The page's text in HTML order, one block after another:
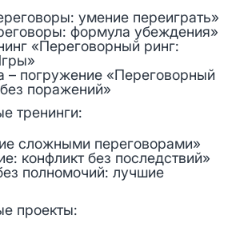
умение переиграть»
формула убеждения»
«Переговорный ринг:
– погружение «Переговорный
поражений»
тренинги:
сложными переговорами»
конфликт без последствий»
полномочий: лучшие
проекты: